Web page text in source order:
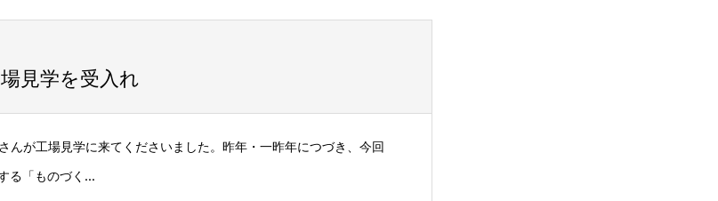
見学を受入れ
が工場見学に来てくださいました。昨年・一昨年につづき、今回
る「ものづく...